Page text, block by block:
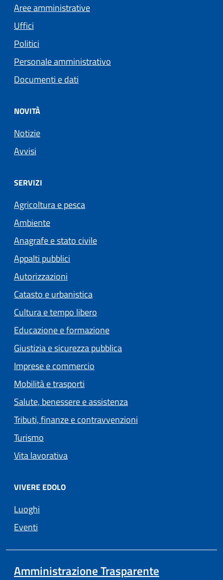
Aree amministrative
Uffici
Politici
Personale amministrativo
Documenti e dati
NOVITÀ
Notizie
Avvisi
SERVIZI
Agricoltura e pesca
Ambiente
Anagrafe e stato civile
Appalti pubblici
Autorizzazioni
Catasto e urbanistica
Cultura e tempo libero
Educazione e formazione
Giustizia e sicurezza pubblica
Imprese e commercio
Mobilità e trasporti
Salute, benessere e assistenza
Tributi, finanze e contravvenzioni
Turismo
Vita lavorativa
VIVERE EDOLO
Luoghi
Eventi
Amministrazione Trasparente